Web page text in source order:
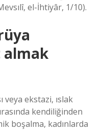
el-İhtiyâr, 1/10).
almak
veya ekstazi, ıslak
kendiliğinden
boşalma, kadınlarda